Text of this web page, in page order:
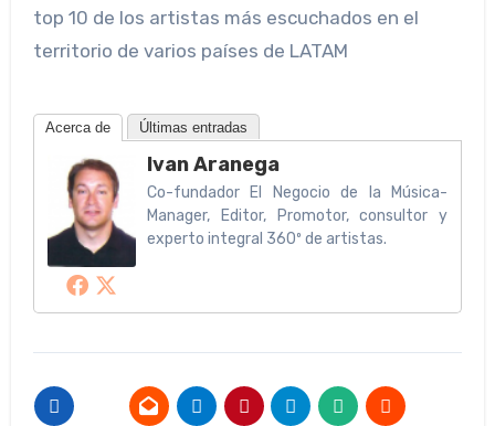
top 10 de los artistas más escuchados en el
territorio de varios países de LATAM
Acerca de Últimas entradas
Ivan Aranega
Co-fundador El Negocio de la Música-
Manager, Editor, Promotor, consultor y
experto integral 360º de artistas.